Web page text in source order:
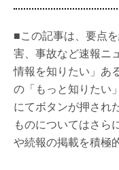
■この記事は、要点
害、事故など速報ニ
情報を知りたい」あ
の「もっと知りたい
にてボタンが押され
ものについてはさら
や続報の掲載を積極